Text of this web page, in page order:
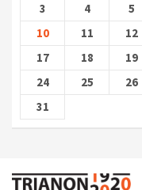
3
4 5
10
11 12
17
18 19
24
25 26
31